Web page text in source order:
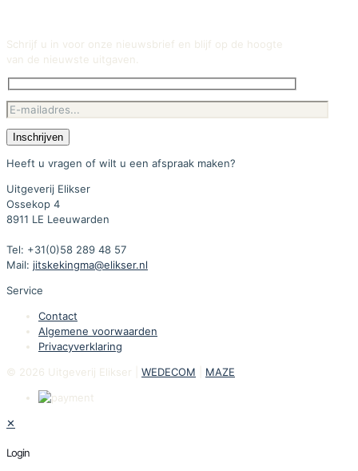
Schrijf u in voor onze nieuwsbrief en blijf op de hoogte
van de nieuwste uitgaven.
Heeft u vragen of wilt u een afspraak maken?
Uitgeverij Elikser
Ossekop 4
8911 LE Leeuwarden
Tel: +31(0)58 289 48 57
Mail: jitskekingma@elikser.nl
Service
Contact
Algemene voorwaarden
Privacyverklaring
© 2026 Uitgeverij Elikser | WEDECOM MAZE
✕
Login